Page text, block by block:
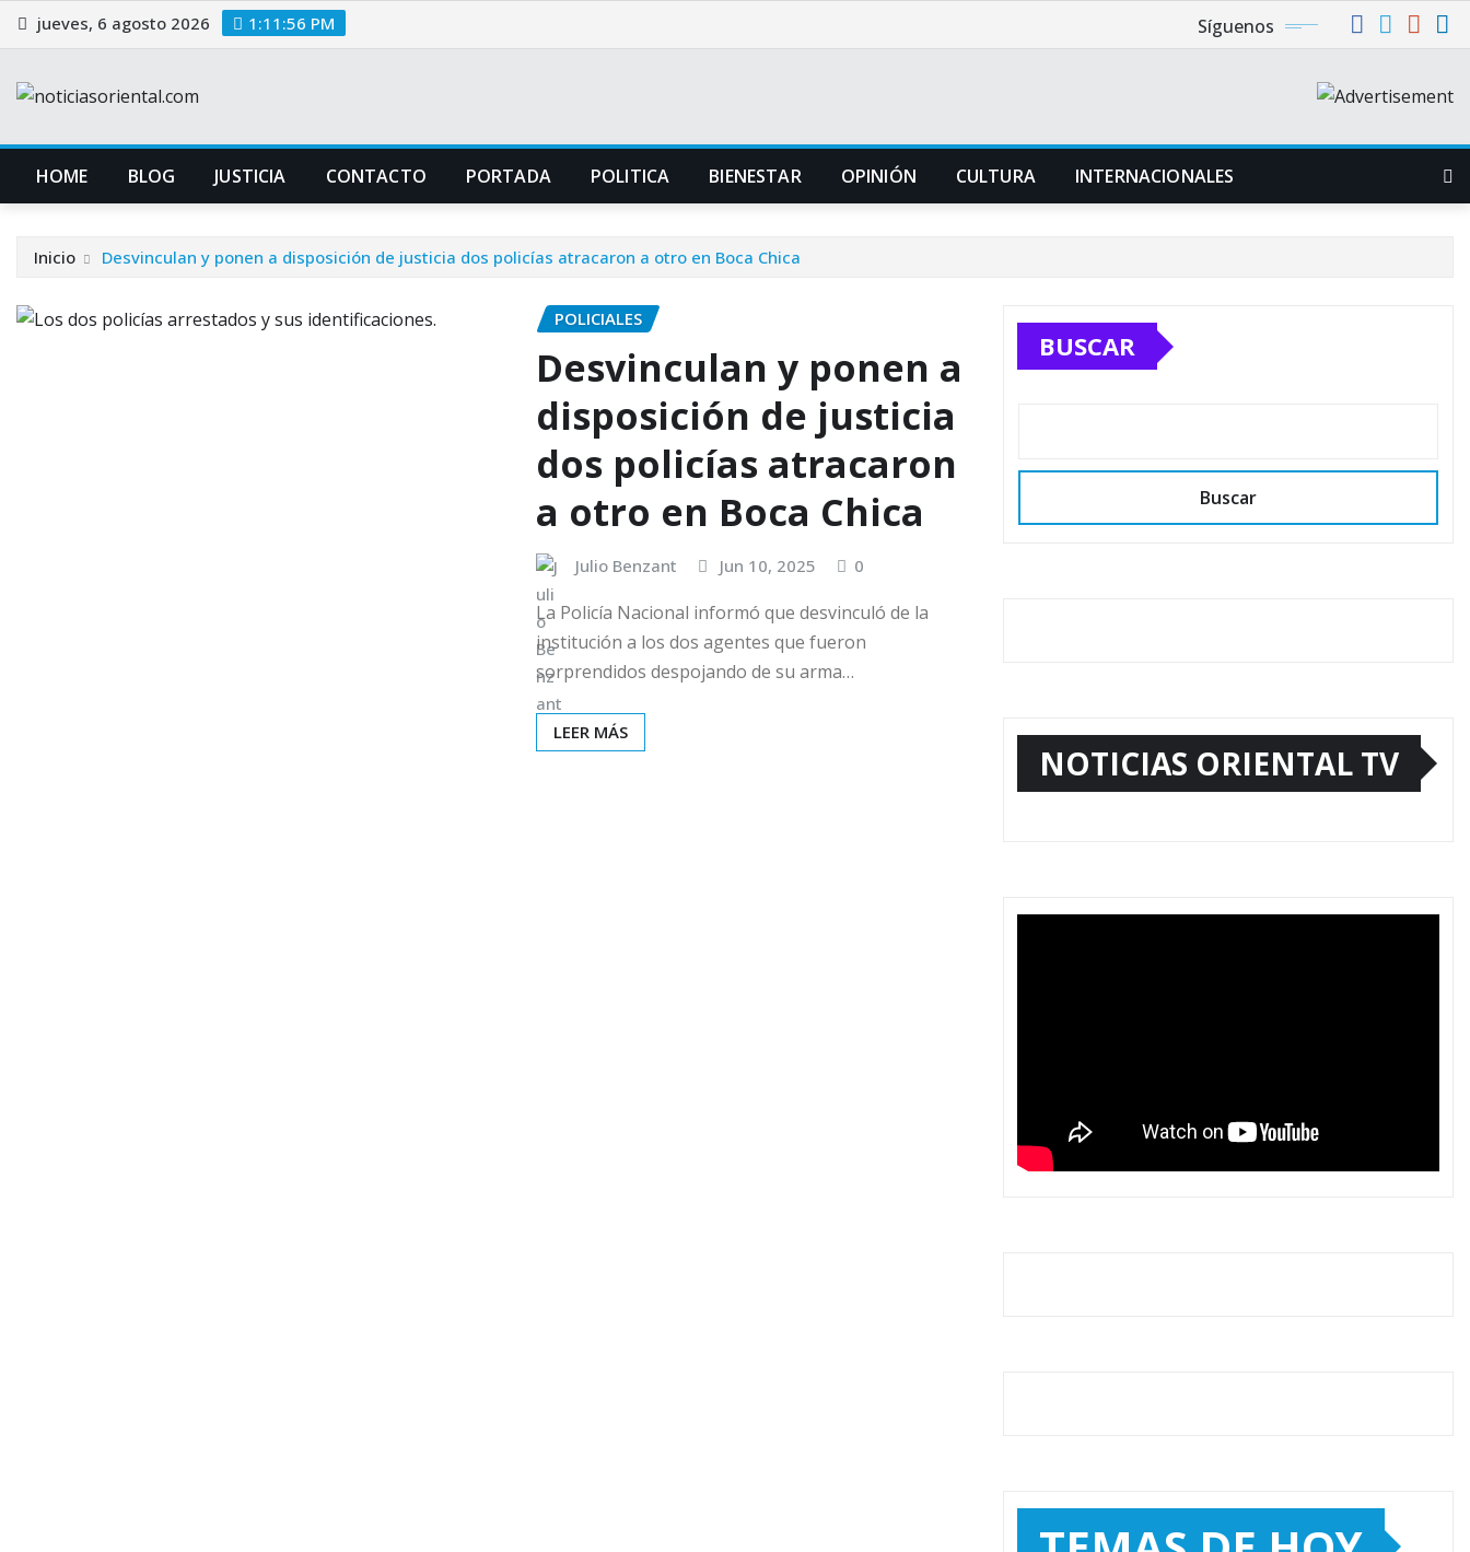
Saltar
al
jueves, 6 agosto 2026 1:11:57 PM Síguenos
HOME BLOG JUSTICIA CONTACTO PORTADA POLITICA BIENESTAR OPINIÓN CULTURA INTERNACIONALES
Inicio Desvinculan y ponen a disposición de justicia dos policías atracaron a otro en Boca Chica
POLICIALES
Desvinculan y ponen a
disposición de justicia
dos policías atracaron
a otro en Boca Chica
Julio Benzant Jun 10, 2025 0
La Policía Nacional informó que desvinculó de la
institución a los dos agentes que fueron
sorprendidos despojando de su arma…
LEER MÁS
BUSCAR
Buscar
NOTICIAS ORIENTAL TV